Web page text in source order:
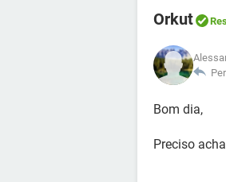
Orkut
Bom dia,
Preciso